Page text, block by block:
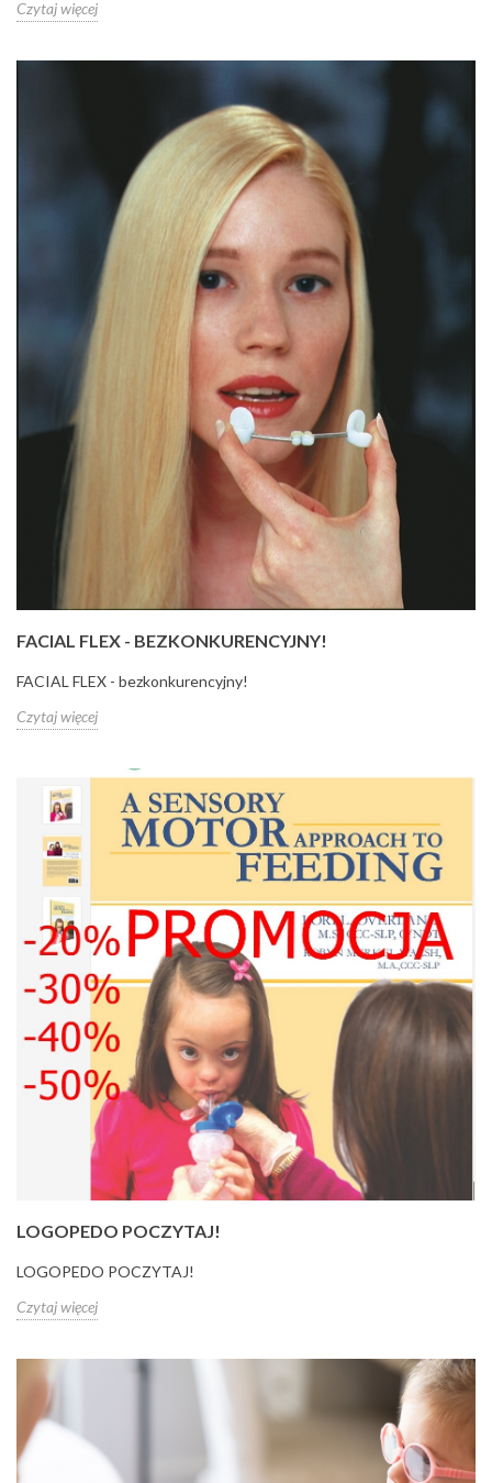
Czytaj więcej
FACIAL FLEX - BEZKONKURENCYJNY!
FACIAL FLEX - bezkonkurencyjny!
Czytaj więcej
LOGOPEDO POCZYTAJ!
LOGOPEDO POCZYTAJ!
Czytaj więcej